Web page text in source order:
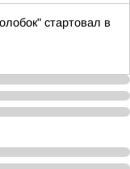
стартовал в